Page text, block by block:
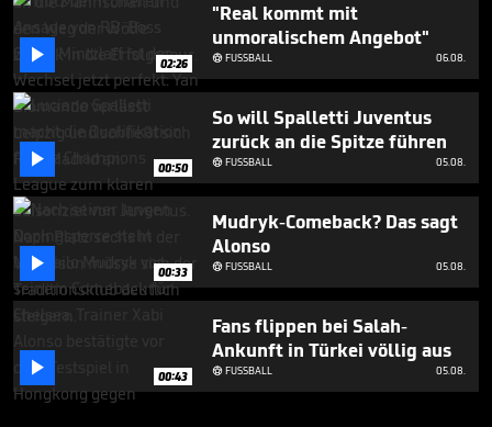
 02:26
"Real kommt mit
unmoralischem Angebot"
FUSSBALL 06.08.
 00:50
So will Spalletti Juventus
zurück an die Spitze führen
FUSSBALL 05.08.
 00:33
Mudryk-Comeback? Das sagt
Alonso
FUSSBALL 05.08.
 00:43
Fans flippen bei Salah-
Ankunft in Türkei völlig aus
FUSSBALL 05.08.